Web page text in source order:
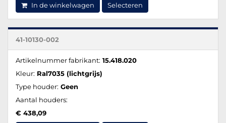
In de winkelwagen Selecteren
41-10130-002
Artikelnummer fabrikant: 15.418.020
Kleur: Ral7035 (lichtgrijs)
Type houder: Geen
Aantal houders:
€ 438,09